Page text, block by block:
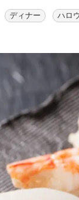
ディナー ハロ